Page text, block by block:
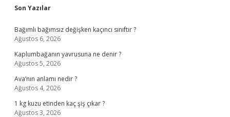
Sidebar
Son Yazılar
Bağımlı bağımsız değişken kaçıncı sınıftır ?
Ağustos 6, 2026
Kaplumbağanın yavrusuna ne denir ?
Ağustos 5, 2026
Ava’nın anlamı nedir ?
Ağustos 4, 2026
1 kg kuzu etinden kaç şiş çıkar ?
Ağustos 3, 2026